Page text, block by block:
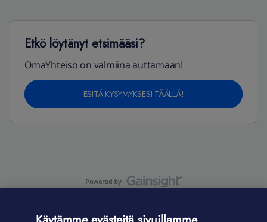
Etkö löytänyt etsimääsi?
OmaYhteisö on valmiina auttamaan!
ESITÄ KYSYMYKSESI TÄÄLLÄ!